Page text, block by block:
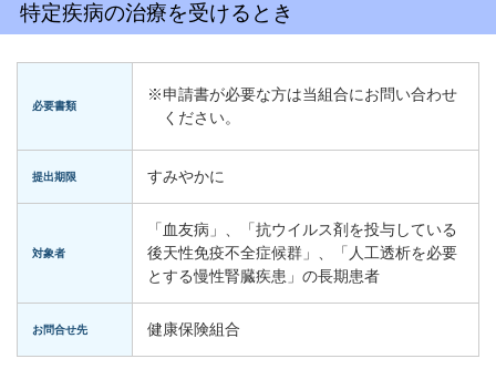
特定疾病の治療を受けるとき
必要書類
※申請書が必要な方は当組合にお問い合わせ
ください。
提出期限 すみやかに
対象者
「血友病」、「抗ウイルス剤を投与している
後天性免疫不全症候群」、「人工透析を必要
とする慢性腎臓疾患」の長期患者
お問合せ先 健康保険組合